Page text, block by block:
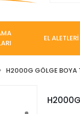
EL ALETLERİ
H2000G GÖLGE BOYA